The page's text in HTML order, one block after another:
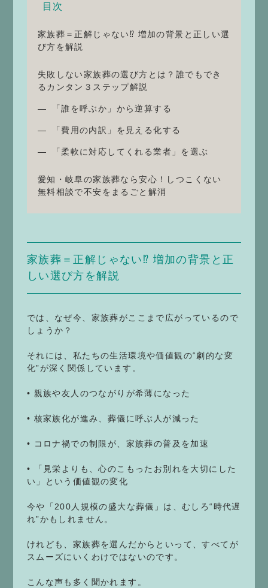
目次
家族葬＝正解じゃない⁉ 増加の背景と正しい選
び方を解説
失敗しない家族葬の選び方とは？誰でもでき
るカンタン３ステップ解説
「誰を呼ぶか」から逆算する
「費用の内訳」を見える化する
「柔軟に対応してくれる業者」を選ぶ
愛知・岐阜の家族葬なら安心！しつこくない
無料相談で不安をまるごと解消
家族葬＝正解じゃない⁉ 増加の背景と正
しい選び方を解説
では、なぜ今、家族葬がここまで広がっているので
しょうか？
それには、私たちの生活環境や価値観の“劇的な変
化”が深く関係しています。
• 親族や友人のつながりが希薄になった
• 核家族化が進み、葬儀に呼ぶ人が減った
• コロナ禍での制限が、家族葬の普及を加速
• 「見栄よりも、心のこもったお別れを大切にした
い」という価値観の変化
今や「200人規模の盛大な葬儀」は、むしろ“時代遅
れ”かもしれません。
けれども、家族葬を選んだからといって、すべてが
スムーズにいくわけではないのです。
こんな声も多く聞かれます。